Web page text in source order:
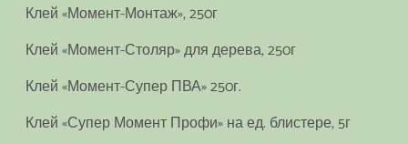
Клей «Момент-Монтаж», 250г
Клей «Момент-Столяр» для дерева, 250г
Клей «Момент-Супер ПВА» 250г.
Клей «Супер Момент Профи» на ед. блистере, 5г